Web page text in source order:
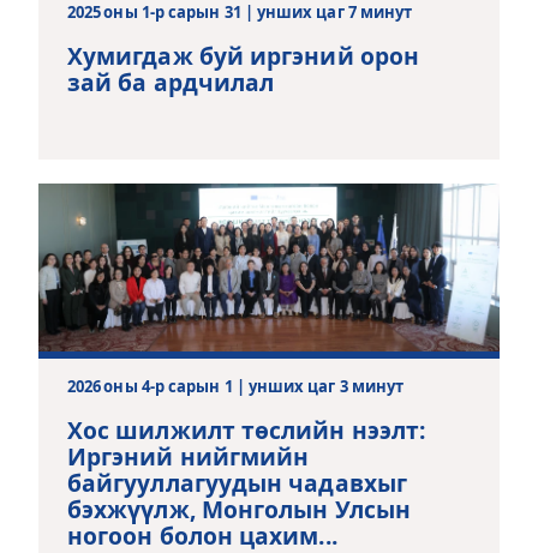
2025 оны 1-р сарын 31 | унших цаг 7 минут
Хумигдаж буй иргэний орон
зай ба ардчилал
2026 оны 4-р сарын 1 | унших цаг 3 минут
Хос шилжилт төслийн нээлт:
Иргэний нийгмийн
байгууллагуудын чадавхыг
бэхжүүлж, Монголын Улсын
ногоон болон цахим...